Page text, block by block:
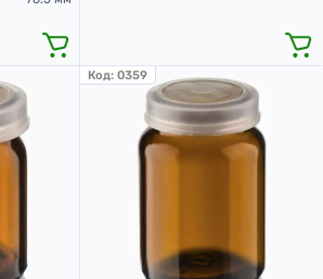
Код: 0359